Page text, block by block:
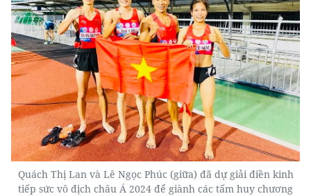
Quách Thị Lan và Lê Ngọc Phúc (giữa) đã dự giải điền kinh
tiếp sức vô địch châu Á 2024 để giành các tấm huy chương